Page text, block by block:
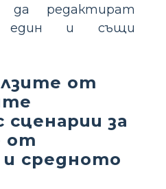
да редактират
един и същи
от
за
от
средното